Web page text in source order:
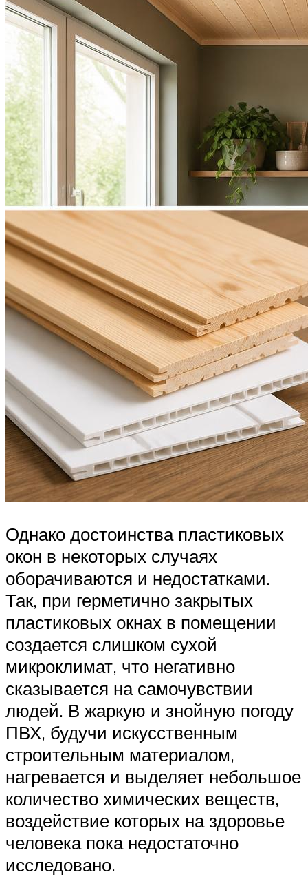
Однако достоинства пластиковых
окон в некоторых случаях
оборачиваются и недостатками.
Так, при герметично закрытых
пластиковых окнах в помещении
создается слишком сухой
микроклимат, что негативно
сказывается на самочувствии
людей. В жаркую и знойную погоду
ПВХ, будучи искусственным
строительным материалом,
нагревается и выделяет небольшое
количество химических веществ,
воздействие которых на здоровье
человека пока недостаточно
исследовано.